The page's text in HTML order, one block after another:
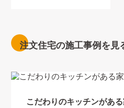
注文住宅の施工事例を見
こだわりのキッチンがあ